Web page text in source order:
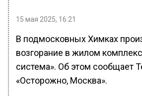
15 мая 2025, 16:21
В подмосковных Химках
возгорание в жилом
система». Об этом сообщает
«Осторожно, Москва».